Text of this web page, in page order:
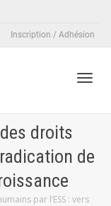
Inscription / Adhésion
droits
de
par l’ESS : vers